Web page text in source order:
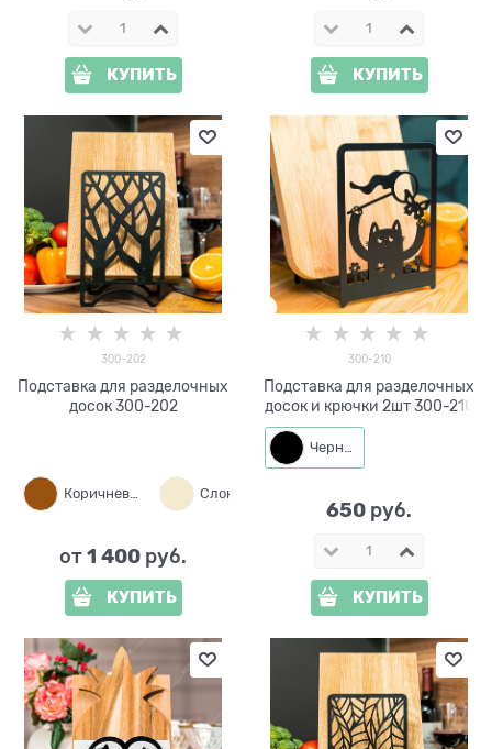
КУПИТЬ КУПИТЬ
300-202
Подставка для разделочных
досок 300-202
Коричневый
от 1 400 руб.
КУПИТЬ
300-210
Подставка для разделочных
досок и крючки 2шт 300-210
Черный
650 руб.
КУПИТЬ